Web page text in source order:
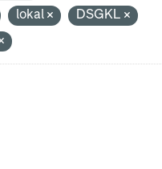
lokal
DSGKL